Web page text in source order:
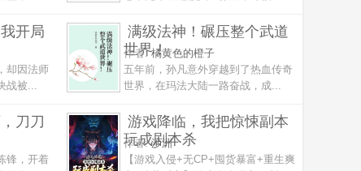
开局
却因法师
战被...
满级法神！碾压整个武道
世界！
作者:橘黄色的橙子
五年前，孙凡意外穿越到了热血传奇
世界，在玛法大陆一路奋战，成...
刀刀
锋，开着
游戏降临，我把惊悚副本
玩成剧本杀
作者:沙洲
【游戏入侵+无CP+囤货暴富+重生爽